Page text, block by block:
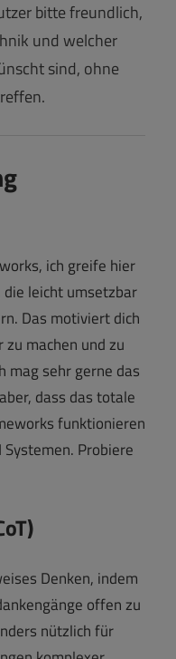
bitte freundlich,
und welcher
sind, ohne
ich greife hier
die leicht umsetzbar
Das motiviert dich
machen und zu
mag sehr gerne das
dass das totale
funktionieren
Probiere
Denken, indem
offen zu
nützlich für